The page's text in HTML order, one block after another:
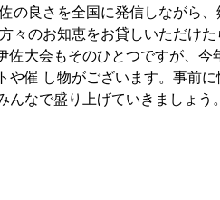
の良さを全国に発信しながら、
々のお知恵をお貸しいただけた
佐大会もそのひとつですが、今
や催 し物がございます。事前に
なで盛り上げていきましょう。